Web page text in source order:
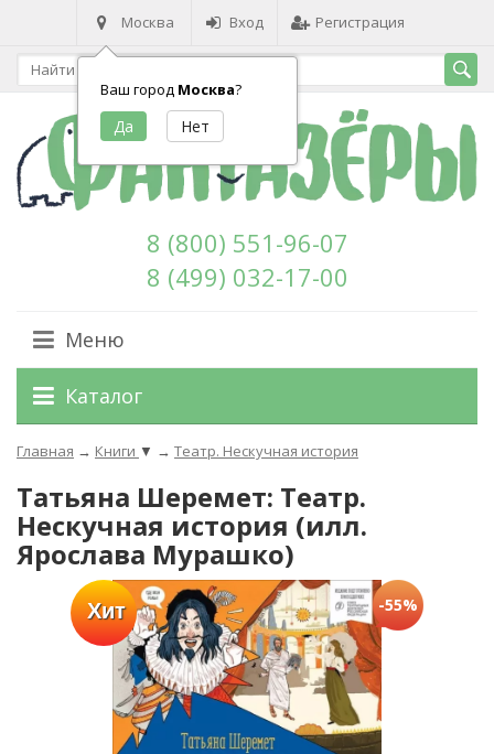
Москва
Ваш город Москва?
Вход Регистрация
8 (800) 551-96-07
8 (499) 032-17-00
Меню
Каталог
Главная → Книги ▼ → Театр. Нескучная история
Татьяна Шеремет: Театр.
Нескучная история (илл.
Ярослава Мурашко)
Хит -55%